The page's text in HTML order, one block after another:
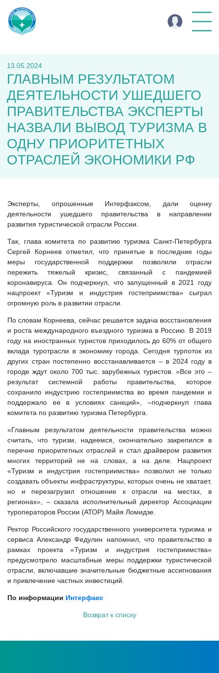
13.05.2024
ГЛАВНЫМ РЕЗУЛЬТАТОМ
ДЕЯТЕЛЬНОСТИ УШЕДШЕГО
ПРАВИТЕЛЬСТВА ЭКСПЕРТЫ
НАЗВАЛИ ВЫВОД ТУРИЗМА В
ОДНУ ПРИОРИТЕТНЫХ
ОТРАСЛЕЙ ЭКОНОМИКИ РФ
Эксперты, опрошенные Интерфаксом, дали оценку
деятельности ушедшего правительства в направлении
развития туристической отрасли России.
Так, глава комитета по развитию туризма Санкт-Петербурга
Сергей Корнеев отметил, что принятые в последние годы
меры государственной поддержки позволили отрасли
пережить тяжелый кризис, связанный с пандемией
коронавируса. Он подчеркнул, что запущенный в 2021 году
нацпроект «Туризм и индустрия гостеприимства» сыграл
огромную роль в развитии отрасли.
По словам Корнеева, сейчас решается задача восстановления
и роста международного въездного туризма в Россию. В 2019
году на иностранных туристов приходилось до 60% от общего
вклада туротрасли в экономику города. Сегодня турпоток из
других стран постепенно восстанавливается – в 2024 году в
городе ждут около 700 тыс. зарубежных туристов. «Все это –
результат системной работы правительства, которое
сохранило индустрию гостеприимства во время пандемии и
поддержало ее в условиях санкций», –подчеркнул глава
комитета по развитию туризма Петербурга.
«Главным результатом деятельности правительства можно
считать, что туризм, надеемся, окончательно закрепился в
перечне приоритетных отраслей и стал драйвером развития
многих территорий не на словах, а на деле. Нацпроект
«Туризм и индустрия гостеприимства» позволил не только
создавать объекты инфраструктуры, которых очень не хватает,
но и перезагрузил отношение к отрасли на местах, в
регионах», – сказала исполнительный директор Ассоциации
туроператоров России (АТОР) Майя Ломидзе.
Ректор Российского государственного университета туризма и
сервиса Александр Федулин напомнил, что правительство в
рамках проекта «Туризм и индустрия гостеприимства»
предусмотрело масштабные меры поддержки туристической
отрасли, включавшие значительные бюджетные ассигнования
и привлечение частных инвестиций.
По информации Интерфакс
Возврат к списку